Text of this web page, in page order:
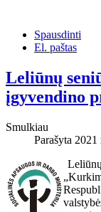
Spausdinti
El. paštas
Leliūnų
įgyvendino
Smulkiau
Parašyta